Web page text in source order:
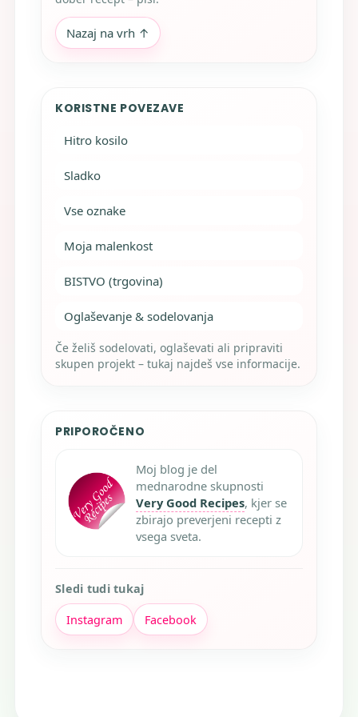
Nazaj na vrh ↑
KORISTNE POVEZAVE
Hitro kosilo
Sladko
Vse oznake
Moja malenkost
BISTVO (trgovina)
Oglaševanje & sodelovanja
Če želiš sodelovati, oglaševati ali pripraviti
skupen projekt – tukaj najdeš vse informacije.
PRIPOROČENO
Moj blog je del
mednarodne skupnosti
Very Good Recipes, kjer se
zbirajo preverjeni recepti z
vsega sveta.
Sledi tudi tukaj
Instagram Facebook